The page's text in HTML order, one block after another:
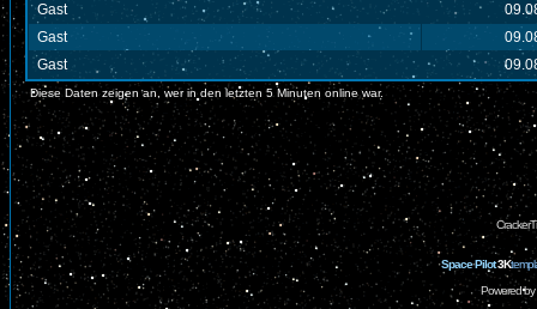
Gast
Gast
Gast
Diese Daten zeigen an, wer in den letzten 5 Minuten online war.
Space Pilot3K
Powered by